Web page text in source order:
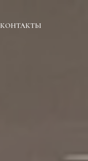
КОНТАКТЫ